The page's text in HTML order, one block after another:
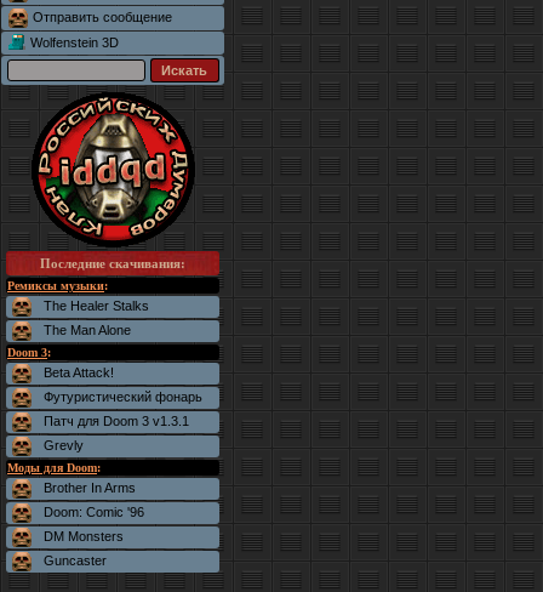
Отправить сообщение
Wolfenstein 3D
Последние скачивания:
Ремиксы музыки:
The Healer Stalks
The Man Alone
Doom 3:
Beta Attack!
Футуристический фонарь
Патч для Doom 3 v1.3.1
Grevly
Моды для Doom:
Brother In Arms
Doom: Comic '96
DM Monsters
Guncaster